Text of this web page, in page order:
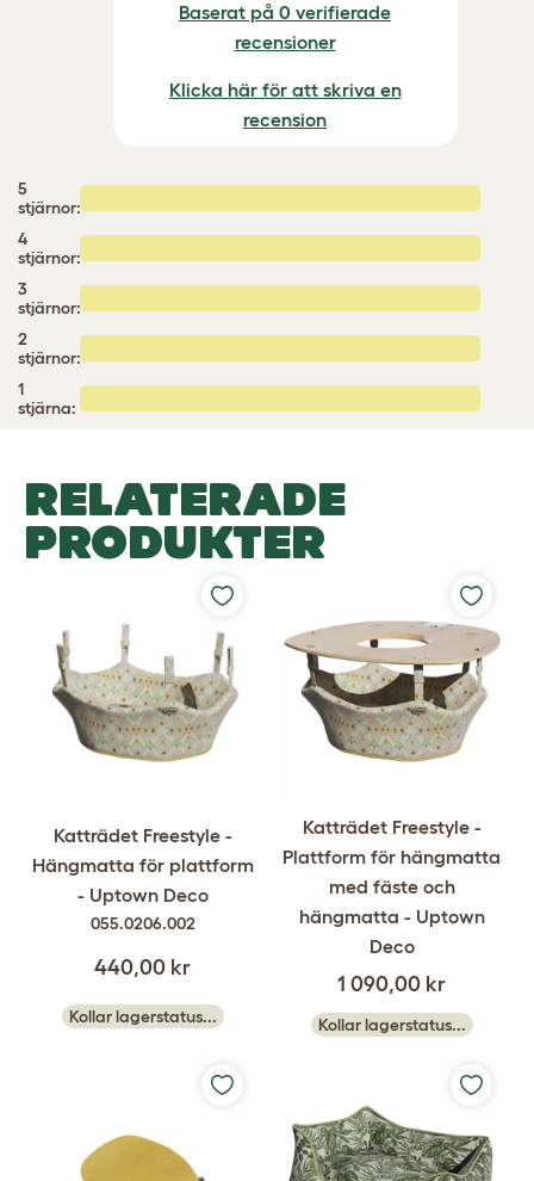
Baserat på 0 verifierade
recensioner
Klicka här för att skriva en
recension
5
stjärnor:
4
stjärnor:
3
stjärnor:
2
stjärnor:
1
stjärna:
RELATERADE
PRODUKTER
Katträdet Freestyle -
Hängmatta för plattform
- Uptown Deco
055.0206.002
440,00 kr
Kollar lagerstatus...
Katträdet Freestyle -
Plattform för hängmatta
med fäste och
hängmatta - Uptown
Deco
1 090,00 kr
Kollar lagerstatus...